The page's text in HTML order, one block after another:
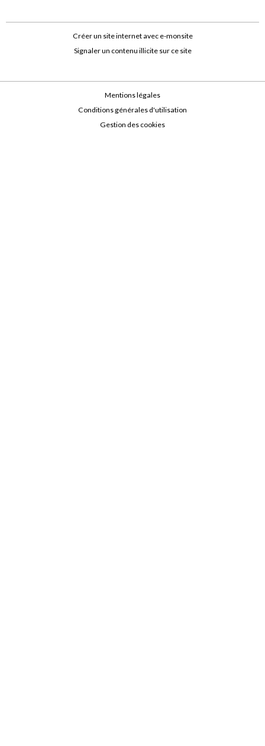
Créer un site internet avec e-monsite
Signaler un contenu illicite sur ce site
Mentions légales
Conditions générales d'utilisation
Gestion des cookies